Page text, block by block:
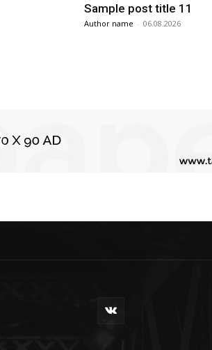
Sample post title 11
Author name - 06.08.2026